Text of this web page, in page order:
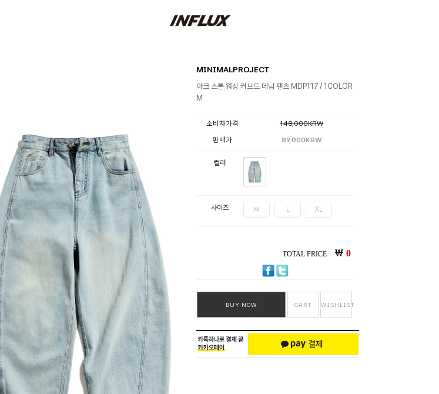
MINIMALPROJECT
아크 스톤 워싱 커브드 데님 팬츠 MDP117 / 1COLOR
M
소비자가격
148,000KRW
판매가
89,000KRW
컬러
사이즈 M L XL
TOTAL PRICE ￦ 0
BUY NOW CART WISHLIST